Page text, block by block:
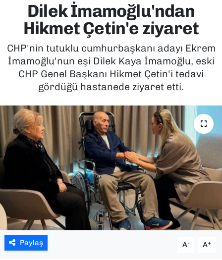
Dilek İmamoğlu'ndan
Hikmet Çetin'e ziyaret
CHP'nin tutuklu cumhurbaşkanı adayı Ekrem
İmamoğlu'nun eşi Dilek Kaya İmamoğlu, eski
CHP Genel Başkanı Hikmet Çetin'i tedavi
gördüğü hastanede ziyaret etti.
Paylaş A- A+
EKONOMİ
KÜLTÜR SANAT
MAGAZİN
SAĞLIK
SPOR
TEKNOLOJİ
YAŞAM
YEREL YÖNETİMLER
Tüm Manşetler
Son Dakika Haberleri
Haber Arşivi